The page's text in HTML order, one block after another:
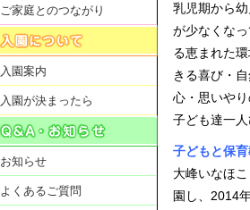
乳児期から
が少なくな
る恵まれた
きる喜び・
心・思いや
子ども達一
子どもと保
大峰いなほ
園し、2014
ご家庭とのつながり
入園案内
入園が決まったら
お知らせ
よくあるご質問